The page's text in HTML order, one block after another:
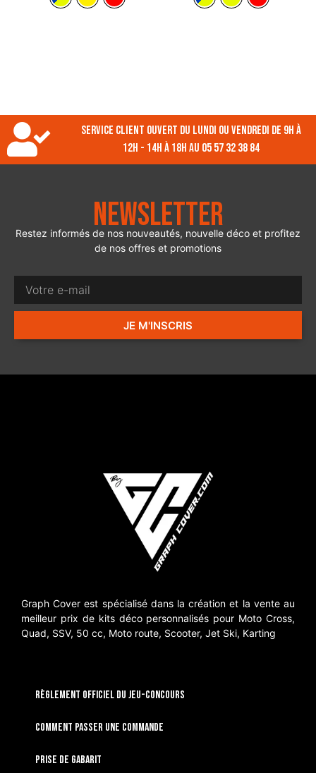
Service client ouvert du lundi ou vendredi de 9h à
12h - 14h à 18h au 05 57 32 38 84
Newsletter
Restez informés de nos nouveautés, nouvelle déco et profitez
de nos offres et promotions
JE M'INSCRIS
Graph Cover est spécialisé dans la création et la vente au
meilleur prix de kits déco personnalisés pour Moto Cross,
Quad, SSV, 50 cc, Moto route, Scooter, Jet Ski, Karting
RÈGLEMENT OFFICIEL DU JEU-CONCOURS
Comment passer une commande
Prise de gabarit